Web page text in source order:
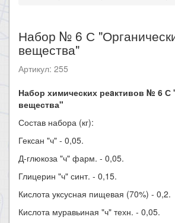
Набор № 6 С
вещества"
Артикул: 255
Набор химических реaктивов № 6 С
вещества"
Состав набора (кг):
Гексан "ч" - 0,05.
Д-глюкоза "ч" фарм. - 0,05.
Глицерин "ч" синт. - 0,15.
Кислота уксусная пищевая (70%) - 0,2.
Кислота муравьиная "ч" техн. - 0,05.